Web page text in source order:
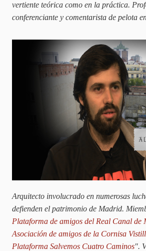
vertiente teórica como en la práctica.
conferenciante y comentarista de pelota
Arquitecto involucrado en numerosas
defienden el patrimonio de Madrid.
Plataforma de amigos del Real Canal de
Asociación de amigos de la Cornisa
Plataforma Salvemos Cuatro Caminos".